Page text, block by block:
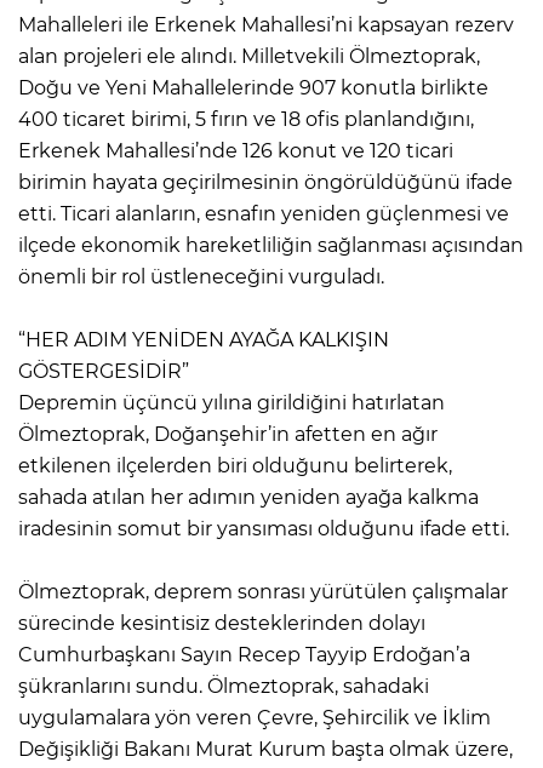
Mahalleleri ile Erkenek Mahallesi’ni kapsayan rezerv
alan projeleri ele alındı. Milletvekili Ölmeztoprak,
Doğu ve Yeni Mahallelerinde 907 konutla birlikte
400 ticaret birimi, 5 fırın ve 18 ofis planlandığını,
Erkenek Mahallesi’nde 126 konut ve 120 ticari
birimin hayata geçirilmesinin öngörüldüğünü ifade
etti. Ticari alanların, esnafın yeniden güçlenmesi ve
ilçede ekonomik hareketliliğin sağlanması açısından
önemli bir rol üstleneceğini vurguladı.
“HER ADIM YENİDEN AYAĞA KALKIŞIN
GÖSTERGESİDİR”
Depremin üçüncü yılına girildiğini hatırlatan
Ölmeztoprak, Doğanşehir’in afetten en ağır
etkilenen ilçelerden biri olduğunu belirterek,
sahada atılan her adımın yeniden ayağa kalkma
iradesinin somut bir yansıması olduğunu ifade etti.
Ölmeztoprak, deprem sonrası yürütülen çalışmalar
sürecinde kesintisiz desteklerinden dolayı
Cumhurbaşkanı Sayın Recep Tayyip Erdoğan’a
şükranlarını sundu. Ölmeztoprak, sahadaki
uygulamalara yön veren Çevre, Şehircilik ve İklim
Değişikliği Bakanı Murat Kurum başta olmak üzere,